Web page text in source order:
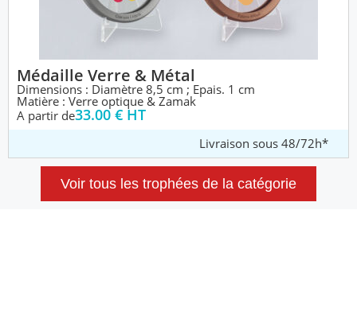
Médaille Verre & Métal
Dimensions : Diamètre 8,5 cm ; Epais. 1 cm
Matière : Verre optique & Zamak
A partir de33.00 € HT
Livraison sous 48/72h*
Voir tous les trophées de la catégorie